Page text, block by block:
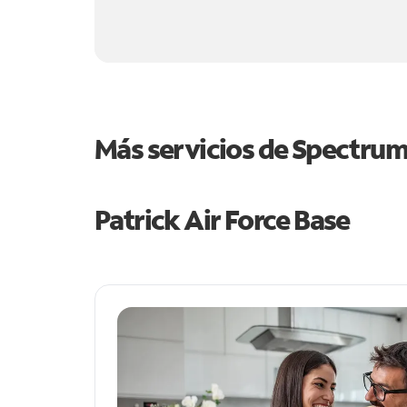
Más servicios de
Patrick Air Force Base